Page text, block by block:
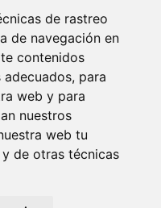
de rastreo
de navegación en
contenidos
para
web y para
nuestros
web tu
de otras técnicas
Xerintel